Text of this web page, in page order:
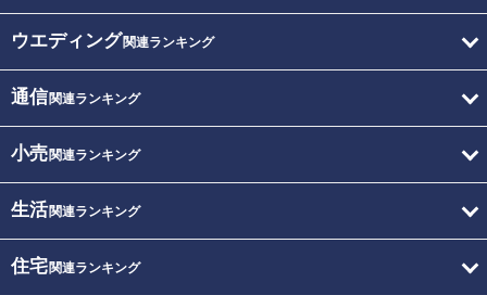
ウエディング関連ランキング
通信関連ランキング
小売関連ランキング
生活関連ランキング
住宅関連ランキング